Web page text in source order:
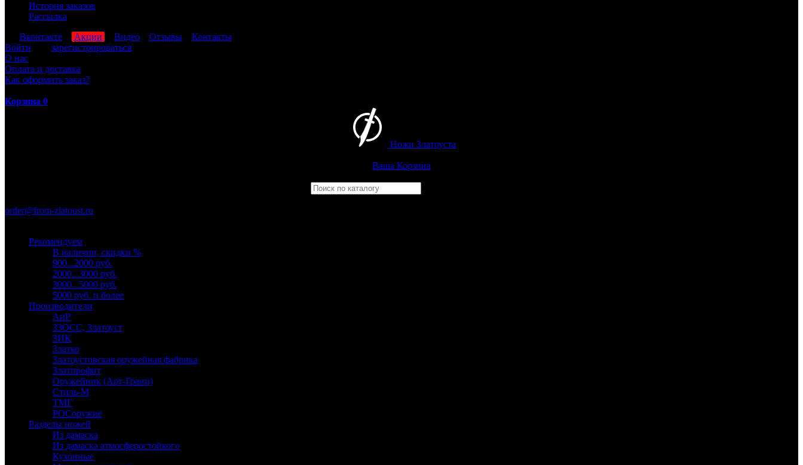
История заказов
Рассылка
Вконтакте Акции Видео Отзывы
Контакты
Войти
зарегистрироваться
О нас
Оплата и доставка
Как оформить заказ?
Корзина 0
Ножи Златоуста
Ваша Корзина
order@from-zlatoust.ru
Рекомендуем
В наличии, скидки %
900...2000 руб.
2000...3000 руб.
3000...5000 руб.
5000 руб. и более
Производители
АиР
ЗЗОСС, Златоуст
ЗИК
Златко
Златоустовская оружейная фабрика
Златпрофит
Оружейник (Арт-Грани)
Стиль-М
ТМГ
РОСоружие
Разделы ножей
Из дамаска
Из дамаска атмосферостойкого
Кухонные